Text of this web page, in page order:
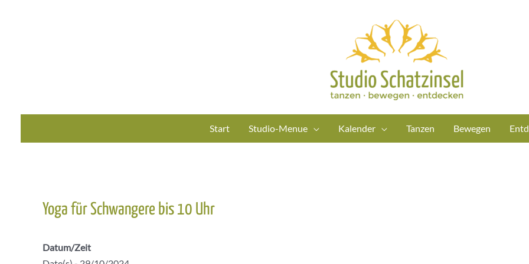
Start Studio-Menue Kalender Tanzen Bewegen
Yoga für Schwangere bis 10 Uhr
Datum/Zeit